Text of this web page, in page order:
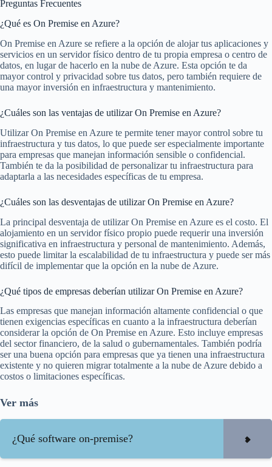
Preguntas Frecuentes
¿Qué es On Premise en Azure?
On Premise en Azure se refiere a la opción de alojar tus aplicaciones y
servicios en un servidor físico dentro de tu propia empresa o centro de
datos, en lugar de hacerlo en la nube de Azure. Esta opción te da
mayor control y privacidad sobre tus datos, pero también requiere de
una mayor inversión en infraestructura y mantenimiento.
¿Cuáles son las ventajas de utilizar On Premise en Azure?
Utilizar On Premise en Azure te permite tener mayor control sobre tu
infraestructura y tus datos, lo que puede ser especialmente importante
para empresas que manejan información sensible o confidencial.
También te da la posibilidad de personalizar tu infraestructura para
adaptarla a las necesidades específicas de tu empresa.
¿Cuáles son las desventajas de utilizar On Premise en Azure?
La principal desventaja de utilizar On Premise en Azure es el costo. El
alojamiento en un servidor físico propio puede requerir una inversión
significativa en infraestructura y personal de mantenimiento. Además,
esto puede limitar la escalabilidad de tu infraestructura y puede ser más
difícil de implementar que la opción en la nube de Azure.
¿Qué tipos de empresas deberían utilizar On Premise en Azure?
Las empresas que manejan información altamente confidencial o que
tienen exigencias específicas en cuanto a la infraestructura deberían
considerar la opción de On Premise en Azure. Esto incluye empresas
del sector financiero, de la salud o gubernamentales. También podría
ser una buena opción para empresas que ya tienen una infraestructura
existente y no quieren migrar totalmente a la nube de Azure debido a
costos o limitaciones específicas.
Ver más
¿Qué software on-premise?